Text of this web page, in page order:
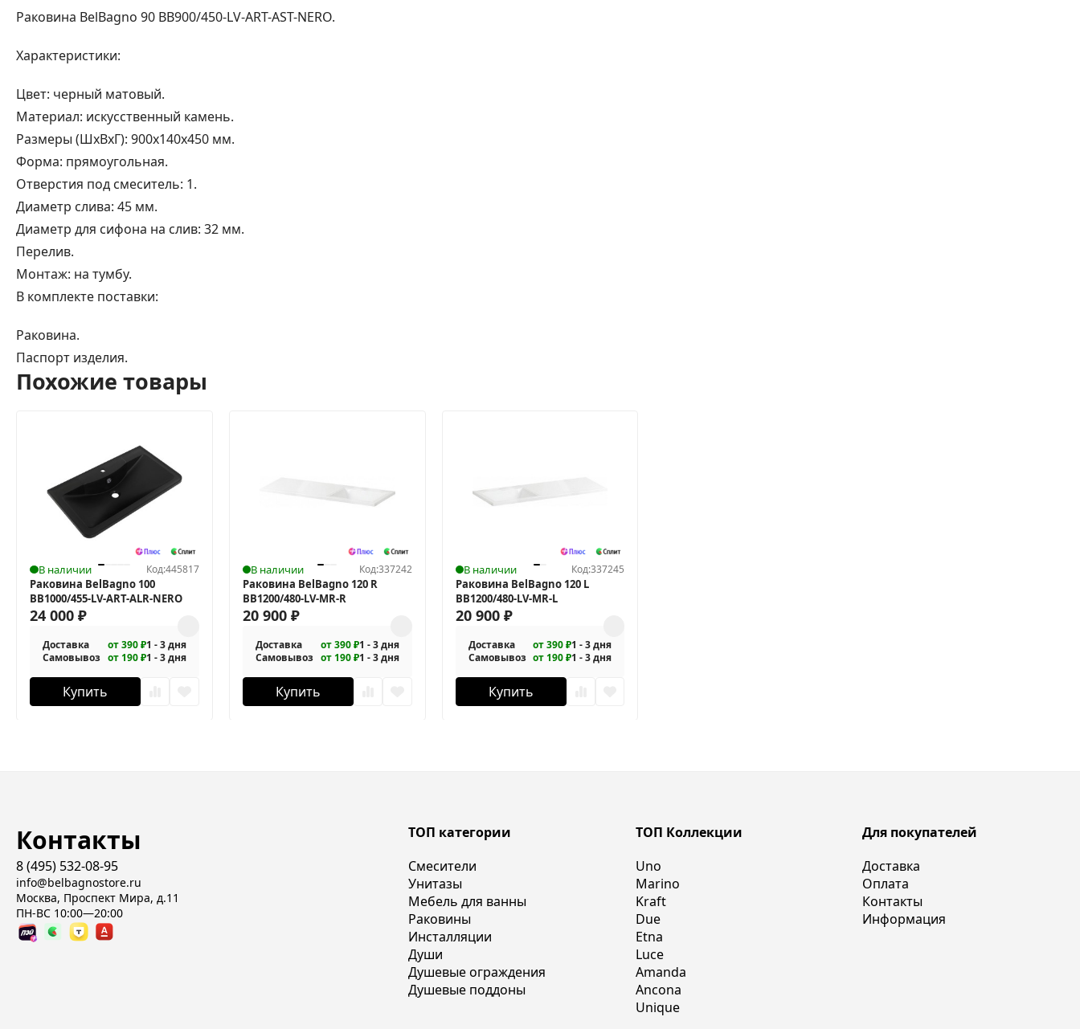
Раковина BelBagno 90 BB900/450-LV-ART-AST-NERO.
Характеристики:
Цвет: черный матовый.
Материал: искусственный камень.
Размеры (ШхВхГ): 900x140х450 мм.
Форма: прямоугольная.
Отверстия под смеситель: 1.
Диаметр слива: 45 мм.
Диаметр для сифона на слив: 32 мм.
Перелив.
Монтаж: на тумбу.
В комплекте поставки:
Раковина.
Паспорт изделия.
Похожие товары
В наличии Код:445817
Раковина BelBagno 100
BB1000/455-LV-ART-ALR-NERO
24 000 ₽
Доставка от 390 ₽1 - 3 дня
Самовывоз от 190 ₽1 - 3 дня
Купить
В наличии Код:337242
Раковина BelBagno 120 R
BB1200/480-LV-MR-R
20 900 ₽
Доставка от 390 ₽1 - 3 дня
Самовывоз от 190 ₽1 - 3 дня
Купить
В наличии Код:337245
Раковина BelBagno 120 L
BB1200/480-LV-MR-L
20 900 ₽
Доставка от 390 ₽1 - 3 дня
Самовывоз от 190 ₽1 - 3 дня
Купить
Контакты
8 (495) 532-08-95
info@belbagnostore.ru
Москва, Проспект Мира, д.11
ПН-ВС 10:00—20:00
ТОП категории
Смесители
Унитазы
Мебель для ванны
Раковины
Инсталляции
Души
Душевые ограждения
Душевые поддоны
ТОП Коллекции
Uno
Marino
Kraft
Due
Etna
Luce
Amanda
Ancona
Unique
Для покупателей
Доставка
Оплата
Контакты
Информация